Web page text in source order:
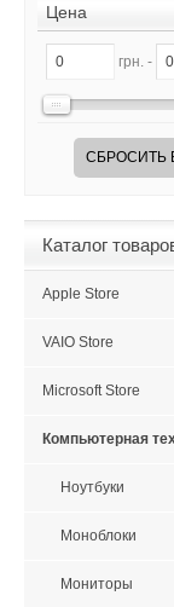
Цена
грн. -
СБРОСИТЬ
Каталог
Apple Store
VAIO Store
Microsoft Store
Компьютерная
Ноутбуки
Моноблоки
Мониторы